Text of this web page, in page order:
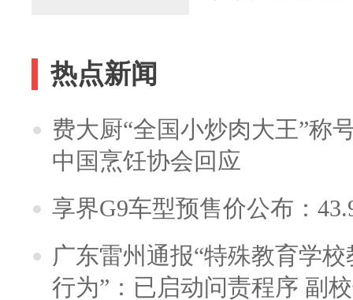
热点新闻
费大厨“全国小炒肉大王”称
中国烹饪协会回应
享界G9车型预售价公布：
广东雷州通报“特殊教育学
行为”：已启动问责程序 副